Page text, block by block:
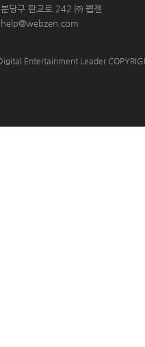
당구 판교로 242 ㈜ 웹젠
Entertainment Leader